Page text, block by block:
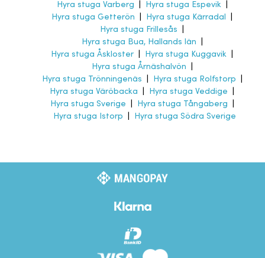
Hyra stuga Varberg
Hyra stuga Espevik|
Hyra stuga Getterön
Hyra stuga Kärradal
Hyra stuga Frillesås
Hyra stuga Bua, Hallands län
Hyra stuga Åskloster
Hyra stuga Kuggavik
Hyra stuga Årnäshalvön
Hyra stuga Trönningenäs
Hyra stuga Rolfstorp
Hyra stuga Väröbacka
Hyra stuga Veddige
Hyra stuga Sverige
Hyra stuga Tångaberg
Hyra stuga Istorp
Hyra stuga Södra Sverige